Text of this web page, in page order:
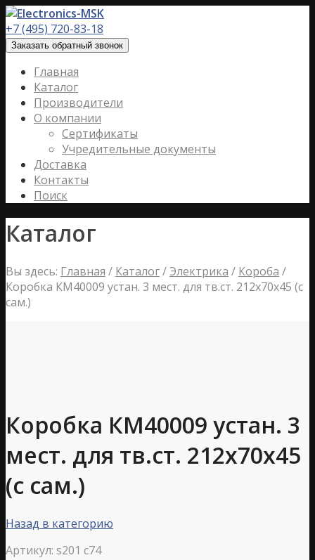
+7 (495) 720-83-18
Заказать обратный звонок
Главная
Каталог
Производители
О компании
Сертификаты
Учредительные документы
Доставка
Контакты
Поиск
Каталог
Вы здесь: Главная / Каталог/ Электрика / Короба /
Коробка КМ40009 устан. 3 мест. для тв.ст. 212х70х45 (с
сам.)
Коробка КМ40009 устан. 3
мест. для тв.ст. 212х70х45
(с сам.)
Назад в категорию
Артикул: s201 c74